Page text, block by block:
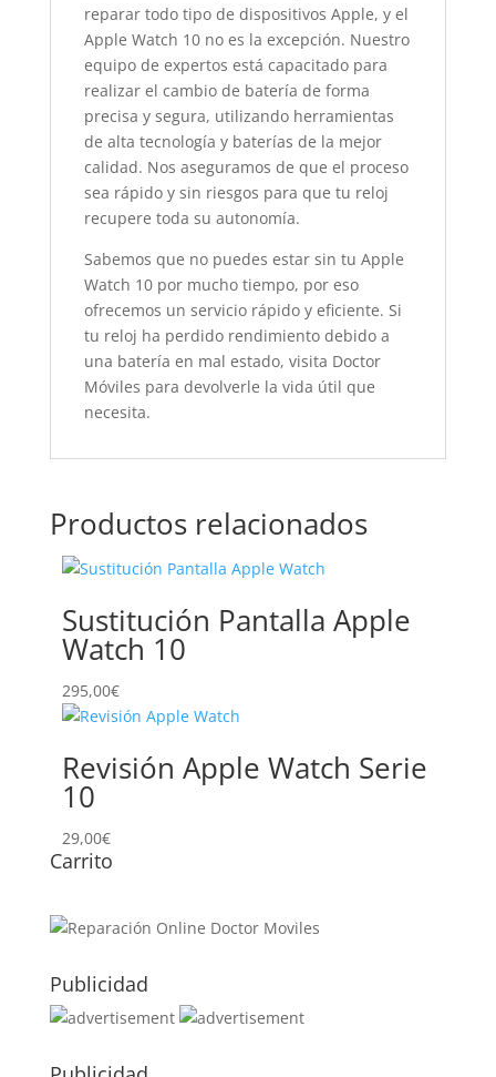
reparar todo tipo de dispositivos Apple, y el
Apple Watch 10 no es la excepción. Nuestro
equipo de expertos está capacitado para
realizar el cambio de batería de forma
precisa y segura, utilizando herramientas
de alta tecnología y baterías de la mejor
calidad. Nos aseguramos de que el proceso
sea rápido y sin riesgos para que tu reloj
recupere toda su autonomía.
Sabemos que no puedes estar sin tu Apple
Watch 10 por mucho tiempo, por eso
ofrecemos un servicio rápido y eficiente. Si
tu reloj ha perdido rendimiento debido a
una batería en mal estado, visita Doctor
Móviles para devolverle la vida útil que
necesita.
Productos relacionados
Sustitución Pantalla Apple
Watch 10
295,00€
Revisión Apple Watch Serie
10
29,00€
Carrito
Publicidad